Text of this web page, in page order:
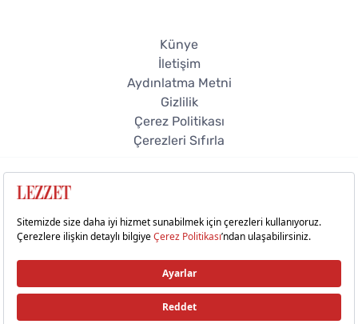
Künye
İletişim
Aydınlatma Metni
Gizlilik
Çerez Politikası
Çerezleri Sıfırla
© 2026 Lezzet Online. Tüm hakları saklıdır.